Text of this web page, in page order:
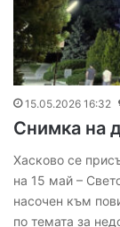
15.05.2026 16:32
Снимка на
Хасково се
на 15 май –
насочен към
по темата за